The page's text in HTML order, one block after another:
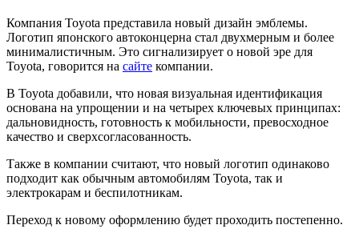
Компания Toyota представила новый дизайн эмблемы.
Логотип японского автоконцерна стал двухмерным и более
минималистичным. Это сигнализирует о новой эре для
Toyota, говорится на сайте компании.
В Toyota добавили, что новая визуальная идентификация
основана на упрощении и на четырех ключевых принципах:
дальновидность, готовность к мобильности, превосходное
качество и сверхсогласованность.
Также в компании считают, что новый логотип одинаково
подходит как обычным автомобилям Toyota, так и
электрокарам и беспилотникам.
Переход к новому оформлению будет проходить постепенно.